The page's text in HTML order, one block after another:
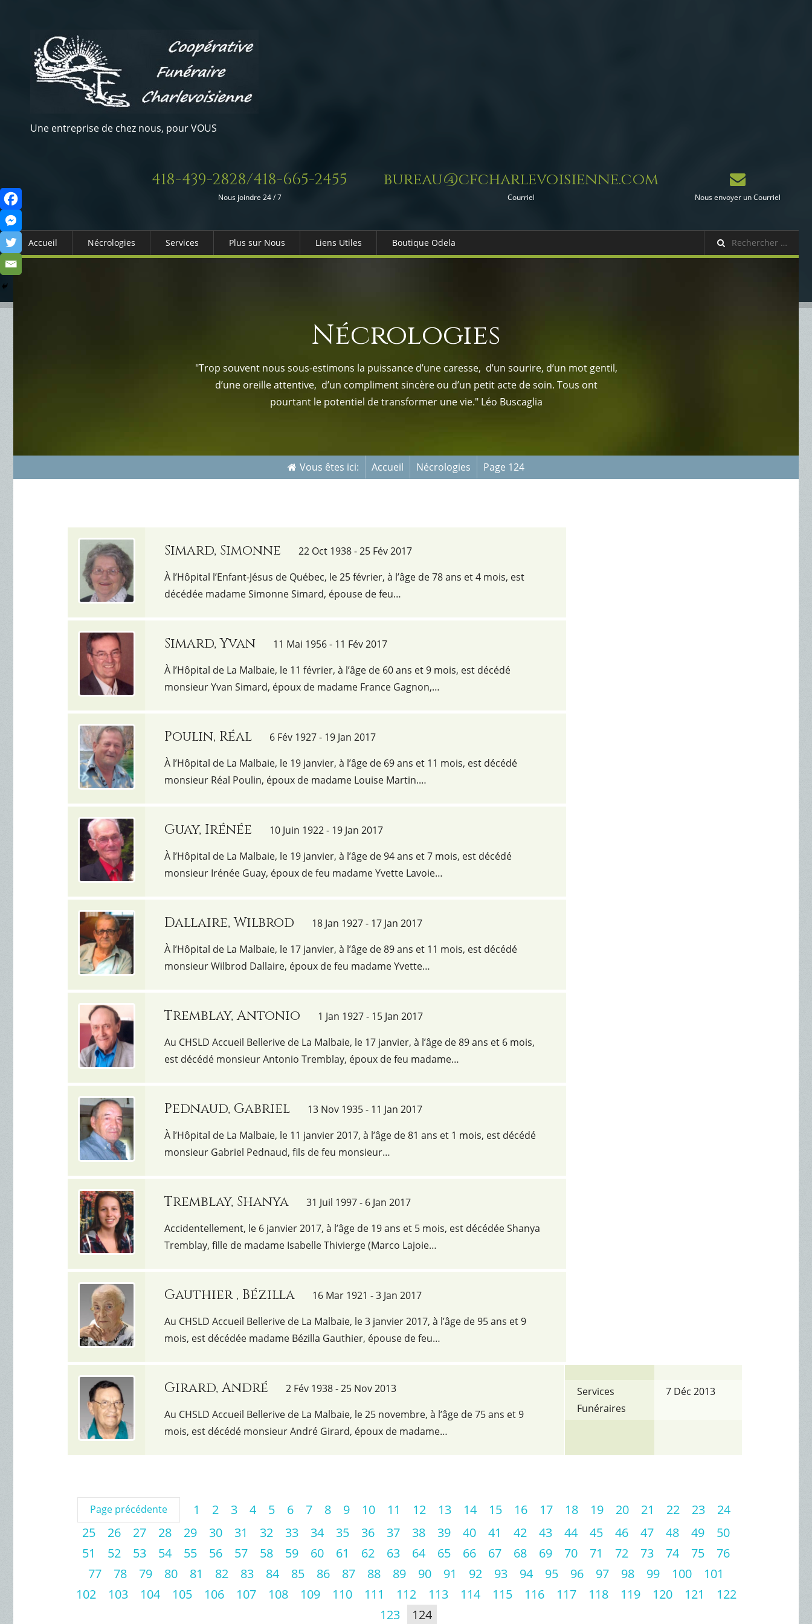
Une entreprise de chez nous, pour VOUS
418-439-2828/418-665-2455
Nous joindre 24 / 7
bureau@cfcharlevoisienne.com
Courriel Nous envoyer un Courriel
Accueil Nécrologies Services Plus sur Nous Liens Utiles
Fleuristes
Boutique Odela
Nécrologies
"Trop souvent nous sous-estimons la puissance d’une caresse, d’un sourire, d’un mot gentil,
d’une oreille attentive, d’un compliment sincère ou d’un petit acte de soin. Tous ont
pourtant le potentiel de transformer une vie." Léo Buscaglia
Vous êtes ici: Accueil Nécrologies Page 124
Simard, Simonne
22 Oct 1938 - 25 Fév 2017
À l’Hôpital l’Enfant-Jésus de Québec, le 25 février, à l’âge de 78 ans et 4 mois, est
décédée madame Simonne Simard, épouse de feu…
Simard, Yvan
11 Mai 1956 - 11 Fév 2017
À l’Hôpital de La Malbaie, le 11 février, à l’âge de 60 ans et 9 mois, est décédé
monsieur Yvan Simard, époux de madame France Gagnon,…
Poulin, Réal
6 Fév 1927 - 19 Jan 2017
À l’Hôpital de La Malbaie, le 19 janvier, à l’âge de 69 ans et 11 mois, est décédé
monsieur Réal Poulin, époux de madame Louise Martin.…
Guay, Irénée
10 Juin 1922 - 19 Jan 2017
À l’Hôpital de La Malbaie, le 19 janvier, à l’âge de 94 ans et 7 mois, est décédé
monsieur Irénée Guay, époux de feu madame Yvette Lavoie…
Dallaire, Wilbrod
18 Jan 1927 - 17 Jan 2017
À l’Hôpital de La Malbaie, le 17 janvier, à l’âge de 89 ans et 11 mois, est décédé
monsieur Wilbrod Dallaire, époux de feu madame Yvette…
Tremblay, Antonio
1 Jan 1927 - 15 Jan 2017
Au CHSLD Accueil Bellerive de La Malbaie, le 17 janvier, à l’âge de 89 ans et 6 mois,
est décédé monsieur Antonio Tremblay, époux de feu madame…
Pednaud, Gabriel
13 Nov 1935 - 11 Jan 2017
À l’Hôpital de La Malbaie, le 11 janvier 2017, à l’âge de 81 ans et 1 mois, est décédé
monsieur Gabriel Pednaud, fils de feu monsieur…
Tremblay, Shanya
31 Juil 1997 - 6 Jan 2017
Accidentellement, le 6 janvier 2017, à l’âge de 19 ans et 5 mois, est décédée Shanya
Tremblay, fille de madame Isabelle Thivierge (Marco Lajoie…
Gauthier , Bézilla
16 Mar 1921 - 3 Jan 2017
Au CHSLD Accueil Bellerive de La Malbaie, le 3 janvier 2017, à l’âge de 95 ans et 9
mois, est décédée madame Bézilla Gauthier, épouse de feu…
Girard, André
2 Fév 1938 - 25 Nov 2013
Au CHSLD Accueil Bellerive de La Malbaie, le 25 novembre, à l’âge de 75 ans et 9
mois, est décédé monsieur André Girard, époux de madame…
Services
Funéraires
7 Déc 2013
Page précédente 1 2 3 4 5 6 7 8 9 10 11 12 13 14 15 16 17 18 19 20 21 22 23
24
25
26 27 28 29 30 31 32 33 34 35 36 37 38 39 40 41 42 43 44 45 46 47 48 49
50
51
52 53 54 55 56 57 58 59 60 61 62 63 64 65 66 67 68 69 70 71 72 73 74 75
76
77
78 79 80 81 82 83 84 85 86 87 88 89 90 91 92 93 94 95 96 97 98 99 100
101
102
103 104 105 106 107 108 109 110 111 112 113 114 115 116 117 118 119 120 121
122
123
124